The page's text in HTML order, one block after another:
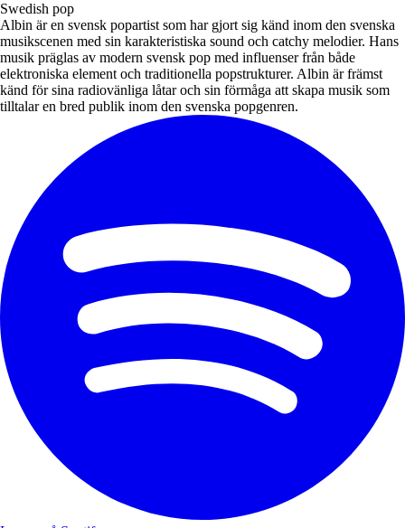
Swedish pop
Albin är en svensk popartist som har gjort sig känd inom den svenska
musikscenen med sin karakteristiska sound och catchy melodier. Hans
musik präglas av modern svensk pop med influenser från både
elektroniska element och traditionella popstrukturer. Albin är främst
känd för sina radiovänliga låtar och sin förmåga att skapa musik som
tilltalar en bred publik inom den svenska popgenren.